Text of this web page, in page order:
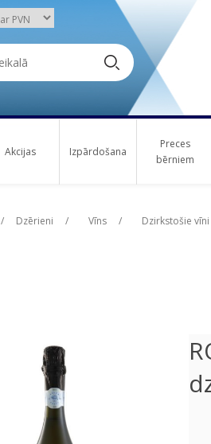
Akcijas Izpārdošana
Preces
bērniem
/ Dzērieni / Vīns / Dzirkstošie vīni